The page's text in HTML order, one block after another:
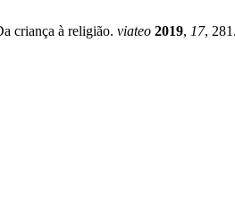
criança à religião. viateo 2019, 17,